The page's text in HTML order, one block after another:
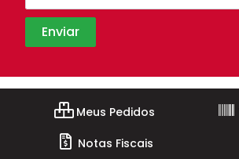
Meus Pedidos
Notas Fiscais